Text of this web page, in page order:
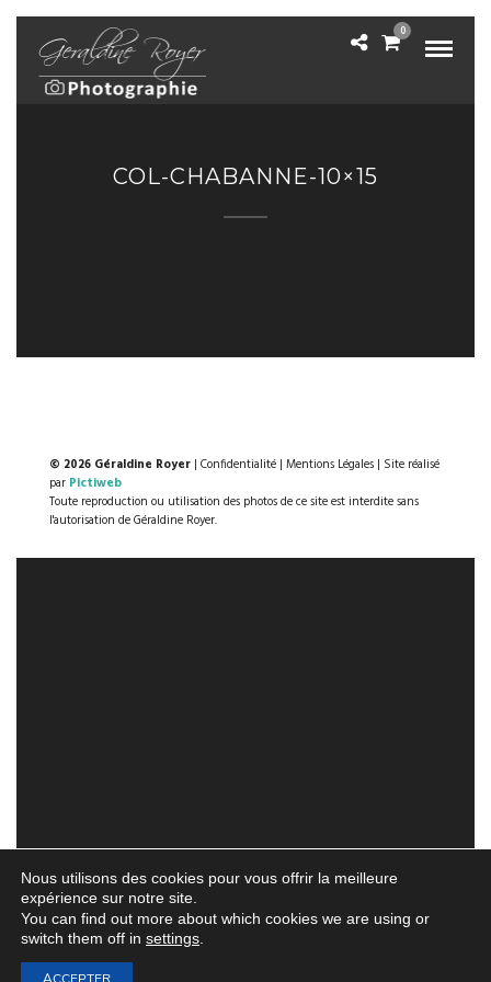
0
COL-CHABANNE-10×15
© 2026 Géraldine Royer | Confidentialité | Mentions Légales | Site réalisé
par Pictiweb
Toute reproduction ou utilisation des photos de ce site est interdite sans
l'autorisation de Géraldine Royer.
Nous utilisons des cookies pour vous offrir la meilleure
expérience sur notre site.
You can find out more about which cookies we are using or
switch them off in settings